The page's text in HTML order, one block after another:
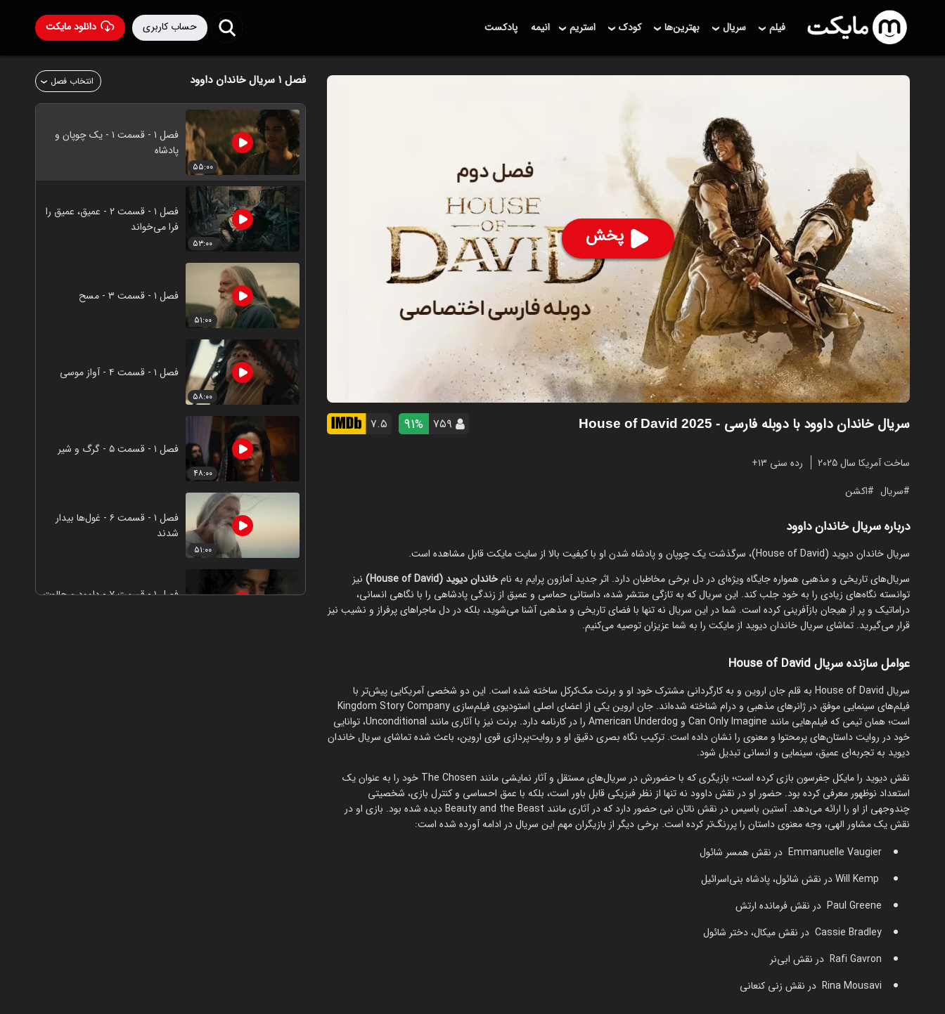
دانلود مایکت حساب کاربری فیلم سریال بهترین‌ها کودک استریم انیمه پادکست
پخش
سریال خاندان داوود با دوبله فارسی - House of David 2025 ۷۵۹ 91% ۷.۵
ساخت آمریکا سال 2025
رده سنی ۱۳+
سریال
اکشن
درباره سریال خاندان داوود
سریال خاندان دیوید (House of David)، سرگذشت یک چوپان و پادشاه شدن او با کیفیت بالا از سایت مایکت قابل مشاهده است.
سریال‌های تاریخی و مذهبی همواره جایگاه ویژه‌ای در دل برخی مخاطبان دارد. اثر جدید آمازون پرایم به نامخاندان دیوید (House of David)
نیز
توانسته نگاه‌های زیادی را به خود جلب کند. این سریال که به تازگی منتشر شده، داستانی حماسی و عمیق از زندگی پادشاهی را با نگاهی انسانی،
دراماتیک و پر از هیجان بازآفرینی کرده است. شما در این سریال نه تنها با فضای تاریخی و مذهبی آشنا می‌شوید، بلکه در دل ماجراهای پرفراز و نشیب نیز
قرار می‌گیرید. تماشای سریال خاندان دیوید از مایکت را به شما عزیزان توصیه می‌کنیم.
عوامل سازنده سریال House of David
سریال House of David به قلم جان اروین و به کارگردانی مشترک خود او و برنت مک‌کرکل ساخته شده است. این دو شخصی آمریکایی پیش‌تر با
فیلم‌های سینمایی موفق در ژانرهای مذهبی و درام شناخته شده‌اند. جان اروین یکی از اعضای اصلی استودیوی فیلم‌سازی Kingdom Story Company
است؛ همان تیمی که فیلم‌هایی مانند Can Only Imagine و American Underdog را در کارنامه دارد. برنت نیز با آثاری مانند Unconditional، توانایی
خود در روایت داستان‌های پرمحتوا و معنوی را نشان داده است. ترکیب نگاه بصری دقیق او و روایت‌پردازی قوی اروین، باعث شده تماشای سریال خاندان
دیوید به تجربه‌ای عمیق، سینمایی و انسانی تبدیل شود.
نقش دیوید را مایکل جفرسون بازی کرده است؛ بازیگری که با حضورش در سریال‌های مستقل و آثار نمایشی مانند The Chosen خود را به عنوان یک
استعداد نوظهور معرفی کرده بود. حضور او در نقش داوود نه تنها از نظر فیزیکی قابل باور است، بلکه با عمق احساسی و کنترل بازی، شخصیتی
چندوجهی از او را ارائه می‌دهد. آستین باسیس در نقش ناتان نبی حضور دارد که در آثاری مانند Beauty and the Beast دیده شده بود. بازی او در
نقش یک مشاور الهی، وجه معنوی داستان را پررنگ‌تر کرده است. برخی دیگر از بازیگران مهم این سریال در ادامه آورده شده است:
Emmanuelle Vaugier در نقش همسر شائول
Paul Greene در نقش فرمانده ارتش
Cassie Bradley در نقش میکال، دختر شائول
Rafi Gavron در نقش ابی‌نر
Rina Mousavi در نقش زنی کنعانی
فصل ۱ سریال خاندان داوود انتخاب فصل
۵۵:۰۰
فصل ۱ - قسمت ۱ - یک چوپان و
پادشاه
۵۳:۰۰
فصل ۱ - قسمت ۲ - عمیق، عمیق را
فرا می‌خواند
۵۱:۰۰
فصل ۱ - قسمت ۳ - مسح
۵۸:۰۰
فصل ۱ - قسمت ۴ - آواز موسی
۴۸:۰۰
فصل ۱ - قسمت ۵ - گرگ و شیر
۵۱:۰۰
فصل ۱ - قسمت ۶ - غول‌ها بیدار
شدند
فصل ۱ - قسمت ۷ - داوود و جالوت